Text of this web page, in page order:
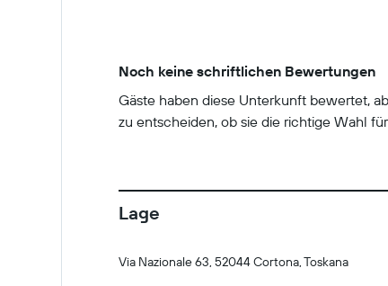
Noch keine schriftlichen Bewertungen
Gäste haben diese Unterkunft bewertet,
zu entscheiden, ob sie die richtige Wahl
Lage
Via Nazionale 63, 52044 Cortona, Toskana